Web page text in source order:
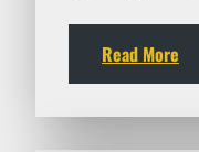
Read More